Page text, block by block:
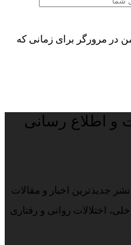
در مرورگر برای زمانی که
و اطلاع رسانی
نشر جدیدترین اخبار و مقالات
اختلالات روانی و رفتاری